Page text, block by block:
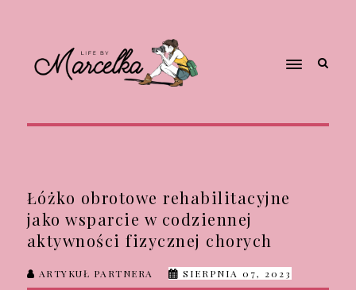
Łóżko obrotowe rehabilitacyjne
jako wsparcie w codziennej
aktywności fizycznej chorych
ARTYKUŁ PARTNERA SIERPNIA 07, 2023